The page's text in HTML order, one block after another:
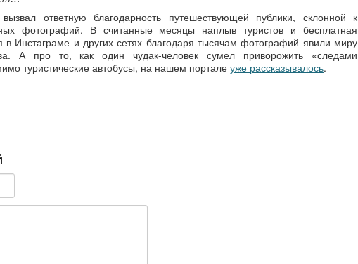
ответную благодарность путешествующей публики, склонной к
фотографий. В считанные месяцы наплыв туристов и бесплатная
в Инстаграме и других сетях благодаря тысячам фотографий явили миру
А про то, как один чудак-человек сумел приворожить «следами
туристические автобусы, на нашем портале уже рассказывалось.